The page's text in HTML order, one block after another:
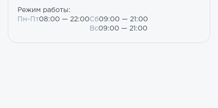
Режим работы:
Пн-Пт08:00 — 22:00Сб09:00 — 21:00
Вс09:00 — 21:00